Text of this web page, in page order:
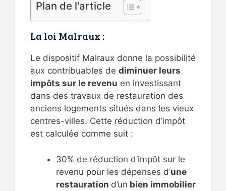
Plan de l'article
La loi Malraux :
Le dispositif Malraux donne la possibilité
aux contribuables de diminuer leurs
impôts sur le revenu en investissant
dans des travaux de restauration des
anciens logements situés dans les vieux
centres-villes. Cette réduction d’impôt
est calculée comme suit :
30% de réduction d’impôt sur le
revenu pour les dépenses d’une
restauration d’un bien immobilier